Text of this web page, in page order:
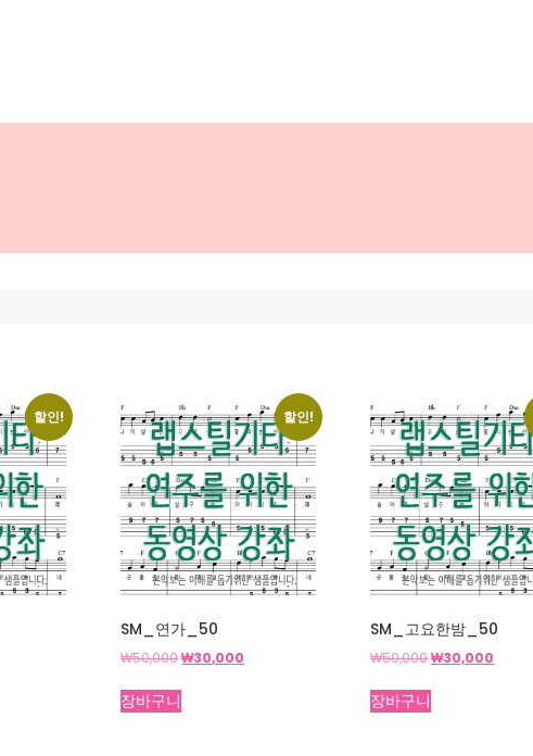
할인! 할인!
SM_연가_50
₩50,000원
가
격:
₩30,000
장바구니
SM_고요한밤_50
₩50,000원
가
격:
₩30,000
장바구니